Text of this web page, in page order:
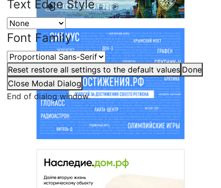
Text Edge Style
Font Family
Reset restore all settings to the default values Done
Close Modal Dialog
End of dialog window.